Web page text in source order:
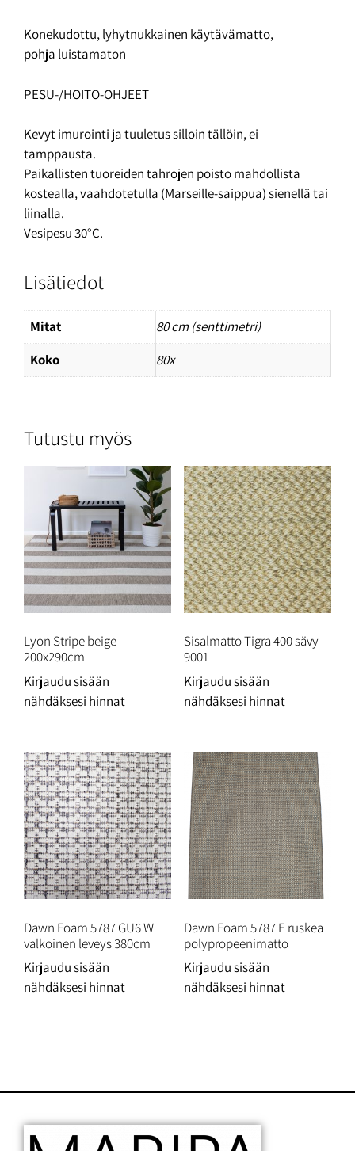
Konekudottu, lyhytnukkainen käytävämatto,
pohja luistamaton
PESU-/HOITO-OHJEET
Kevyt imurointi ja tuuletus silloin tällöin, ei
tamppausta.
Paikallisten tuoreiden tahrojen poisto mahdollista
kostealla, vaahdotetulla (Marseille-saippua) sienellä tai
liinalla.
Vesipesu 30°C.
Lisätiedot
Mitat
80 cm (senttimetri)
Koko
80x
Tutustu myös
Lyon Stripe beige
200x290cm
Kirjaudu sisään
nähdäksesi hinnat
Sisalmatto Tigra 400 sävy
9001
Kirjaudu sisään
nähdäksesi hinnat
Dawn Foam 5787 GU6 W
valkoinen leveys 380cm
Kirjaudu sisään
nähdäksesi hinnat
Dawn Foam 5787 E ruskea
polypropeenimatto
Kirjaudu sisään
nähdäksesi hinnat